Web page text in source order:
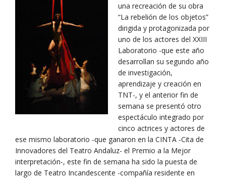
una recreación de su obra
“La rebelión de los objetos”
dirigida y protagonizada por
uno de los actores del XXIII
Laboratorio -que este año
desarrollan su segundo año
de investigación,
aprendizaje y creación en
TNT-, y el anterior fin de
semana se presentó otro
espectáculo integrado por
cinco actrices y actores de
ese mismo laboratorio -que ganaron en la CINTA -Cita de
Innovadores del Teatro Andaluz- el Premio a la Mejor
interpretación-, este fin de semana ha sido la puesta de
largo de Teatro Incandescente -compañía residente en